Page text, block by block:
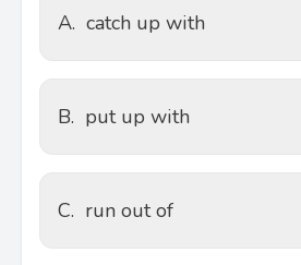
A. catch up with
B. put up with
C. run out of